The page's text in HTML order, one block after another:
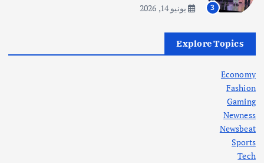
في جذور المشكلة وحلولها المستدامة
أهم الأخبار
اختتام ورشة السينوغرافيا في مدينة كلباء الاماراتية
3
يونيو 14, 2026
Explore Topics
Economy
Fashion
Gaming
Newness
Newsbeat
Sports
Tech